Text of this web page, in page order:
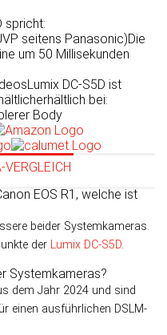
spricht:
seitens Panasonic)
um 50 Milli­sekun­den
Body
Die
Lumix DC-S5D ist
erhältlich bei:
EOS R1, welche ist
beider Systemkameras.
der Lumix DC-S5D.
Systemkameras?
dem Jahr 2024 und sind
einen ausführlichen DSLM-